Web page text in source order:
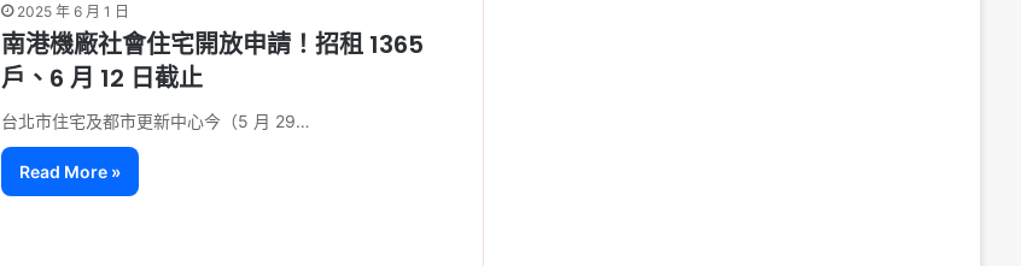
2025 年 6 月 1 日
南港機廠社會住宅開放申請！招租 1365
戶、6 月 12 日截止
台北市住宅及都市更新中心今（5 月 29…
Read More »